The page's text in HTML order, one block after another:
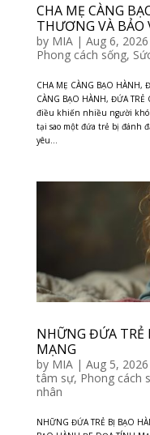
CHA MẸ CÀNG
THƯƠNG VÀ BẢO
by MIA| Aug 6, 2026
Phong cách sống,
CHA MẸ CÀNG BẠO HÀNH,
CÀNG BẠO HÀNH, ĐỨA
điều khiến nhiều người
tại sao một đứa trẻ bị đánh
yêu...
NHỮNG ĐỨA TRẺ
MẠNG
by MIA| Aug 5, 2026
tâm sự, Phong cách
nhân
NHỮNG ĐỨA TRẺ BỊ BẠO